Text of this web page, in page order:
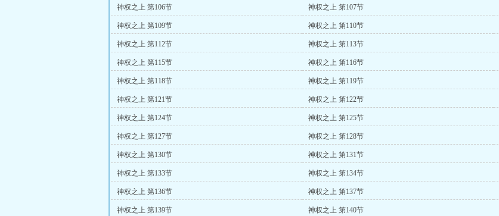
神权之上 第106节 神权之上 第107节
神权之上 第109节 神权之上 第110节
神权之上 第112节 神权之上 第113节
神权之上 第115节 神权之上 第116节
神权之上 第118节 神权之上 第119节
神权之上 第121节 神权之上 第122节
神权之上 第124节 神权之上 第125节
神权之上 第127节 神权之上 第128节
神权之上 第130节 神权之上 第131节
神权之上 第133节 神权之上 第134节
神权之上 第136节 神权之上 第137节
神权之上 第139节 神权之上 第140节